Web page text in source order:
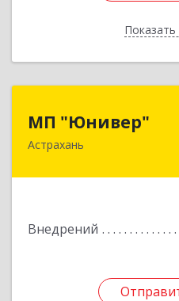
МП "Юнивер"
Астрахань
Внедрений
414041,